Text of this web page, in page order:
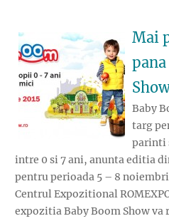
Mai
Baby
targ
parinti
intre 0 si 7 ani, anunta editia
pentru perioada 5 – 8
Centrul Expozitional
expozitia Baby Boom Show va